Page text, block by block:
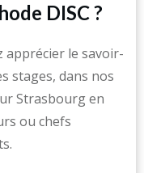
DISC ?
apprécier le savoir-
stages, dans nos
Strasbourg en
ou chefs